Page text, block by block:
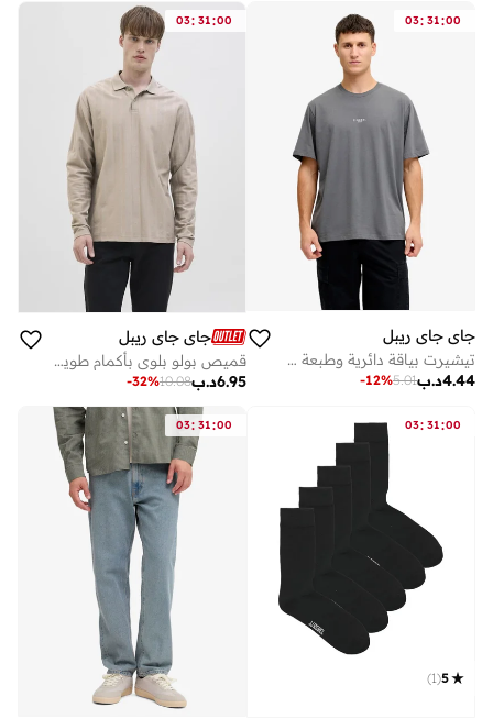
03: 31:00
جاي جاي ريبل
تيشيرت بياقة دائرية وطبعة جرافيك
د.ب4.44
5.01
-12%
03: 31:00
جاي جاي ريبل
قميص بولو بلوي بأكمام طويلة
د.ب6.95
10.08
-32%
03: 31:00
5
(
1
)
03: 31:00